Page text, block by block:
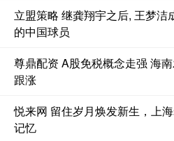
立盟策略 继龚翔宇之后, 王梦洁
的中国球员
尊鼎配资 A股免税概念走强 海
跟涨
悦来网 留住岁月焕发新生，上
记忆